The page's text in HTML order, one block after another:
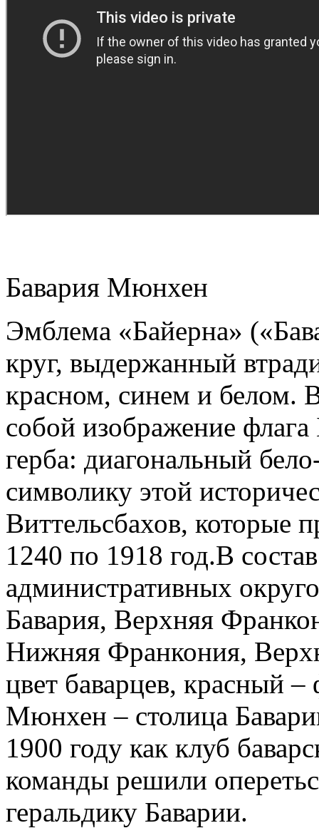
Бавария Мюнхен
Эмблема «Байерна»
круг, выдержанный
красном, синем и белом.
собой изображение флага
герба: диагональный
символику этой
Виттельсбахов, которые
1240 по 1918 год.В
административных
Бавария, Верхняя
Нижняя Франкония,
цвет баварцев, красный
Мюнхен – столица
1900 году как клуб
команды решили
геральдику Баварии.